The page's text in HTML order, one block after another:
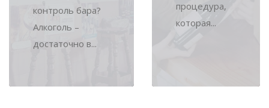
контроль бара?
Алкоголь –
достаточно в...
процедура,
которая...